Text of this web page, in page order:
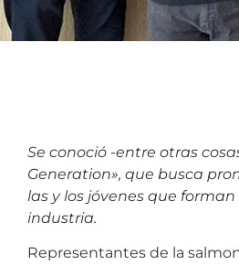
Se conoció -entre otras
Generation», que busca
las y los jóvenes que
industria.
Representantes de la